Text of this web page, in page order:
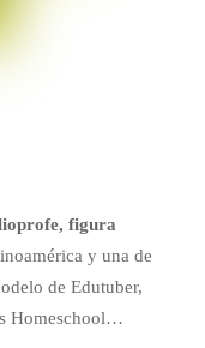
figura
y una de
de Edutuber,
Homeschool…